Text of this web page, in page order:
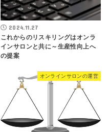
2024.11.27
これからのリスキリングはオンラ
インサロンと共に～生産性向上へ
の提案
オンラインサロンの運営